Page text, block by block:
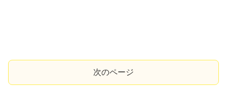
次のページ